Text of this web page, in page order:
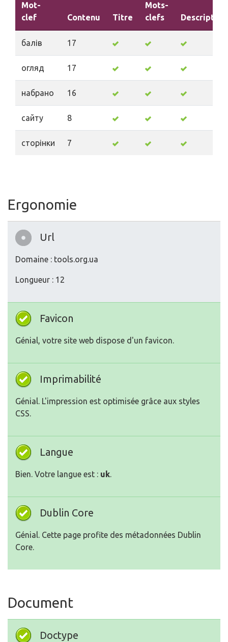
Mot-
clef
Contenu Titre
Mots-
clefs
Description
балів 17
огляд 17
набрано 16
сайту 8
сторінки 7
Ergonomie
Url
Domaine : tools.org.ua
Longueur : 12
Favicon
Génial, votre site web dispose d'un favicon.
Imprimabilité
Génial. L'impression est optimisée grâce aux styles
CSS.
Langue
Bien. Votre langue est : uk.
Dublin Core
Génial. Cette page profite des métadonnées Dublin
Core.
Document
Doctype